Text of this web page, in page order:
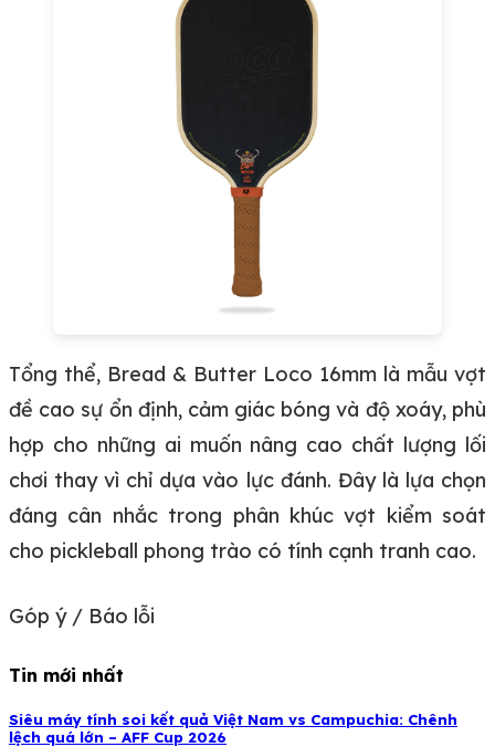
Tổng thể, Bread & Butter Loco 16mm là mẫu vợt
đề cao sự ổn định, cảm giác bóng và độ xoáy, phù
hợp cho những ai muốn nâng cao chất lượng lối
chơi thay vì chỉ dựa vào lực đánh. Đây là lựa chọn
đáng cân nhắc trong phân khúc vợt kiểm soát
cho pickleball phong trào có tính cạnh tranh cao.
Góp ý / Báo lỗi
Tin mới nhất
Siêu máy tính soi kết quả Việt Nam vs Campuchia: Chênh
lệch quá lớn – AFF Cup 2026